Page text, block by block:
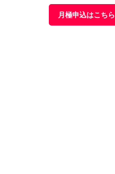
月極申込はこちら